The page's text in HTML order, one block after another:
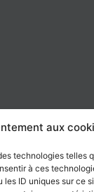
aux
technologies telles
à ces
ID uniques sur ce